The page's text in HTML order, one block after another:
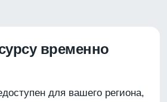
временно
для вашего региона,